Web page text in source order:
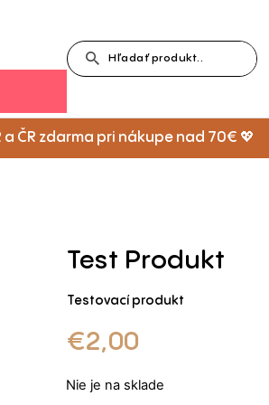
a ČR zdarma pri nákupe nad 70€ 💖
Test Produkt
Testovací produkt
€2,00
Nie je na sklade